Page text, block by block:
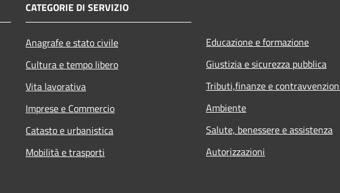
CATEGORIE DI SERVIZIO
Anagrafe e stato civile
Cultura e tempo libero
Vita lavorativa
Imprese e Commercio
Catasto e urbanistica
Mobilità e trasporti
Educazione e formazione
Giustizia e sicurezza pubblica
Tributi,finanze e
Ambiente
Salute, benessere e assistenza
Autorizzazioni